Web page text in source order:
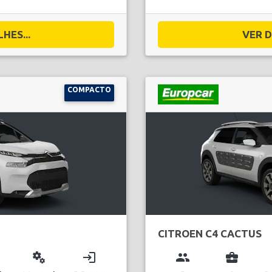
VER
COMPACTO
miscellaneous_services login
CITROEN C4 CACTUS
group business_center